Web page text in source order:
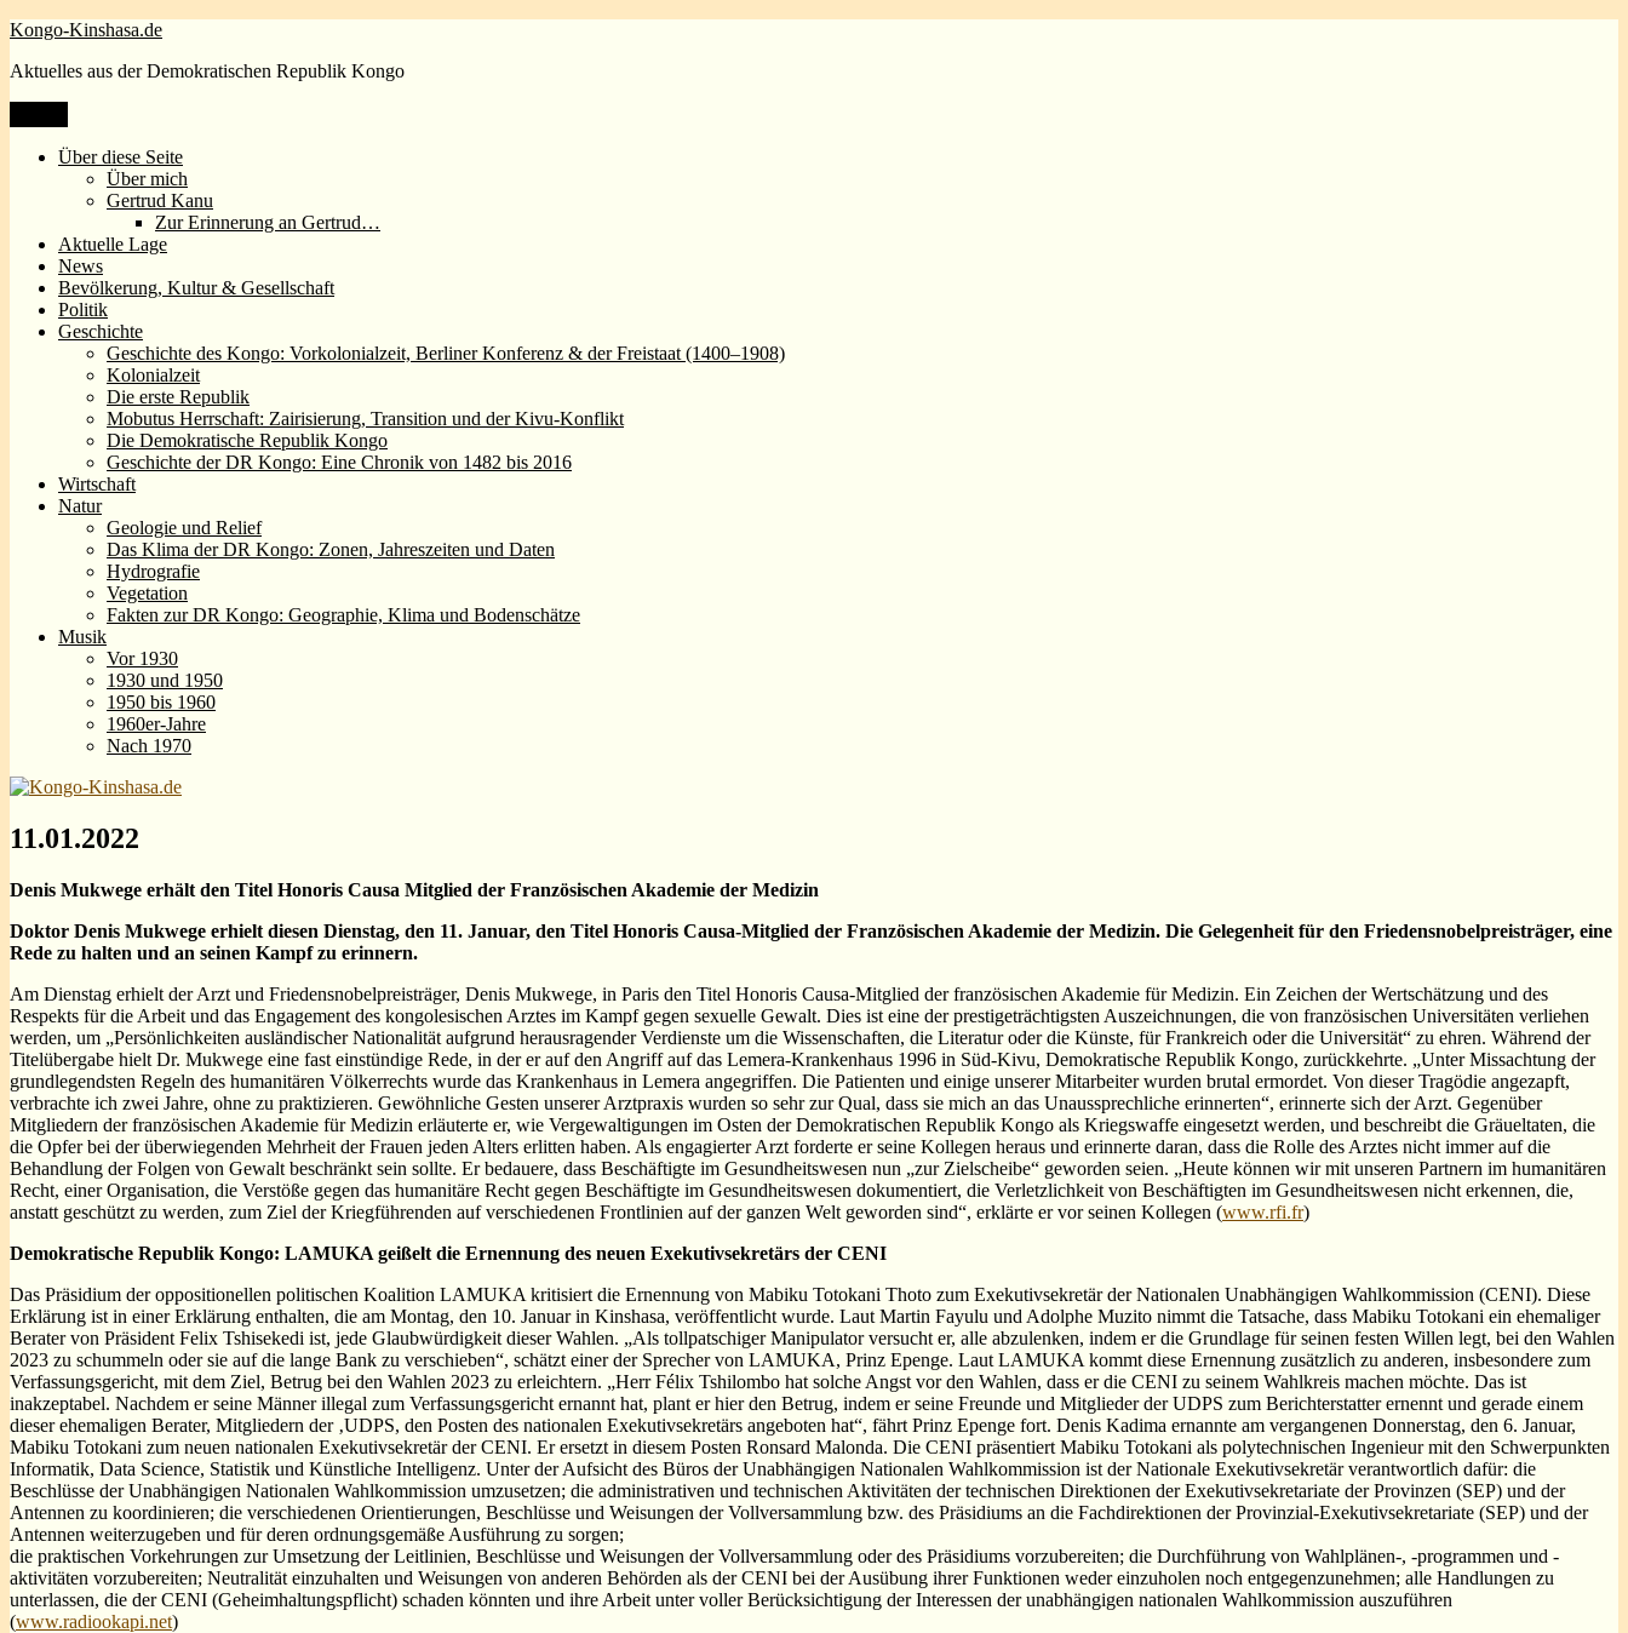
Zum
springen
Kongo-Kinshasa.de
Aktuelles aus der Demokratischen Republik Kongo
Über diese Seite
Über mich
Gertrud Kanu
Zur Erinnerung an Gertrud…
Aktuelle Lage
News
Bevölkerung, Kultur & Gesellschaft
Politik
Geschichte
Geschichte des Kongo: Vorkolonialzeit, Berliner Konferenz & der Freistaat (1400–1908)
Kolonialzeit
Die erste Republik
Mobutus Herrschaft: Zairisierung, Transition und der Kivu-Konflikt
Die Demokratische Republik Kongo
Geschichte der DR Kongo: Eine Chronik von 1482 bis 2016
Wirtschaft
Natur
Geologie und Relief
Das Klima der DR Kongo: Zonen, Jahreszeiten und Daten
Hydrografie
Vegetation
Fakten zur DR Kongo: Geographie, Klima und Bodenschätze
Musik
Vor 1930
1930 und 1950
1950 bis 1960
1960er-Jahre
Nach 1970
11.01.2022
Denis Mukwege erhält den Titel Honoris Causa Mitglied der Französischen Akademie der Medizin
Doktor Denis Mukwege erhielt diesen Dienstag, den 11. Januar, den Titel Honoris Causa-Mitglied der Französischen Akademie der Medizin. Die Gelegenheit für den Friedensnobelpreisträger, eine
Rede zu halten und an seinen Kampf zu erinnern.
Am Dienstag erhielt der Arzt und Friedensnobelpreisträger, Denis Mukwege, in Paris den Titel Honoris Causa-Mitglied der französischen Akademie für Medizin. Ein Zeichen der Wertschätzung und des
Respekts für die Arbeit und das Engagement des kongolesischen Arztes im Kampf gegen sexuelle Gewalt. Dies ist eine der prestigeträchtigsten Auszeichnungen, die von französischen Universitäten verliehen
werden, um „Persönlichkeiten ausländischer Nationalität aufgrund herausragender Verdienste um die Wissenschaften, die Literatur oder die Künste, für Frankreich oder die Universität“ zu ehren. Während der
Titelübergabe hielt Dr. Mukwege eine fast einstündige Rede, in der er auf den Angriff auf das Lemera-Krankenhaus 1996 in Süd-Kivu, Demokratische Republik Kongo, zurückkehrte. „Unter Missachtung der
grundlegendsten Regeln des humanitären Völkerrechts wurde das Krankenhaus in Lemera angegriffen. Die Patienten und einige unserer Mitarbeiter wurden brutal ermordet. Von dieser Tragödie angezapft,
verbrachte ich zwei Jahre, ohne zu praktizieren. Gewöhnliche Gesten unserer Arztpraxis wurden so sehr zur Qual, dass sie mich an das Unaussprechliche erinnerten“, erinnerte sich der Arzt. Gegenüber
Mitgliedern der französischen Akademie für Medizin erläuterte er, wie Vergewaltigungen im Osten der Demokratischen Republik Kongo als Kriegswaffe eingesetzt werden, und beschreibt die Gräueltaten, die
die Opfer bei der überwiegenden Mehrheit der Frauen jeden Alters erlitten haben. Als engagierter Arzt forderte er seine Kollegen heraus und erinnerte daran, dass die Rolle des Arztes nicht immer auf die
Behandlung der Folgen von Gewalt beschränkt sein sollte. Er bedauere, dass Beschäftigte im Gesundheitswesen nun „zur Zielscheibe“ geworden seien. „Heute können wir mit unseren Partnern im humanitären
Recht, einer Organisation, die Verstöße gegen das humanitäre Recht gegen Beschäftigte im Gesundheitswesen dokumentiert, die Verletzlichkeit von Beschäftigten im Gesundheitswesen nicht erkennen, die,
anstatt geschützt zu werden, zum Ziel der Kriegführenden auf verschiedenen Frontlinien auf der ganzen Welt geworden sind“, erklärte er vor seinen Kollegen (www.rfi.fr)
Demokratische Republik Kongo: LAMUKA geißelt die Ernennung des neuen Exekutivsekretärs der CENI
Das Präsidium der oppositionellen politischen Koalition LAMUKA kritisiert die Ernennung von Mabiku Totokani Thoto zum Exekutivsekretär der Nationalen Unabhängigen Wahlkommission (CENI). Diese
Erklärung ist in einer Erklärung enthalten, die am Montag, den 10. Januar in Kinshasa, veröffentlicht wurde. Laut Martin Fayulu und Adolphe Muzito nimmt die Tatsache, dass Mabiku Totokani ein ehemaliger
Berater von Präsident Felix Tshisekedi ist, jede Glaubwürdigkeit dieser Wahlen. „Als tollpatschiger Manipulator versucht er, alle abzulenken, indem er die Grundlage für seinen festen Willen legt, bei den Wahlen
2023 zu schummeln oder sie auf die lange Bank zu verschieben“, schätzt einer der Sprecher von LAMUKA, Prinz Epenge. Laut LAMUKA kommt diese Ernennung zusätzlich zu anderen, insbesondere zum
Verfassungsgericht, mit dem Ziel, Betrug bei den Wahlen 2023 zu erleichtern. „Herr Félix Tshilombo hat solche Angst vor den Wahlen, dass er die CENI zu seinem Wahlkreis machen möchte. Das ist
inakzeptabel. Nachdem er seine Männer illegal zum Verfassungsgericht ernannt hat, plant er hier den Betrug, indem er seine Freunde und Mitglieder der UDPS zum Berichterstatter ernennt und gerade einem
dieser ehemaligen Berater, Mitgliedern der ‚UDPS, den Posten des nationalen Exekutivsekretärs angeboten hat“, fährt Prinz Epenge fort. Denis Kadima ernannte am vergangenen Donnerstag, den 6. Januar,
Mabiku Totokani zum neuen nationalen Exekutivsekretär der CENI. Er ersetzt in diesem Posten Ronsard Malonda. Die CENI präsentiert Mabiku Totokani als polytechnischen Ingenieur mit den Schwerpunkten
Informatik, Data Science, Statistik und Künstliche Intelligenz. Unter der Aufsicht des Büros der Unabhängigen Nationalen Wahlkommission ist der Nationale Exekutivsekretär verantwortlich dafür: die
Beschlüsse der Unabhängigen Nationalen Wahlkommission umzusetzen; die administrativen und technischen Aktivitäten der technischen Direktionen der Exekutivsekretariate der Provinzen (SEP) und der
Antennen zu koordinieren; die verschiedenen Orientierungen, Beschlüsse und Weisungen der Vollversammlung bzw. des Präsidiums an die Fachdirektionen der Provinzial-Exekutivsekretariate (SEP) und der
Antennen weiterzugeben und für deren ordnungsgemäße Ausführung zu sorgen;
die praktischen Vorkehrungen zur Umsetzung der Leitlinien, Beschlüsse und Weisungen der Vollversammlung oder des Präsidiums vorzubereiten; die Durchführung von Wahlplänen-, -programmen und -
aktivitäten vorzubereiten; Neutralität einzuhalten und Weisungen von anderen Behörden als der CENI bei der Ausübung ihrer Funktionen weder einzuholen noch entgegenzunehmen; alle Handlungen zu
unterlassen, die der CENI (Geheimhaltungspflicht) schaden könnten und ihre Arbeit unter voller Berücksichtigung der Interessen der unabhängigen nationalen Wahlkommission auszuführen
(www.radiookapi.net)